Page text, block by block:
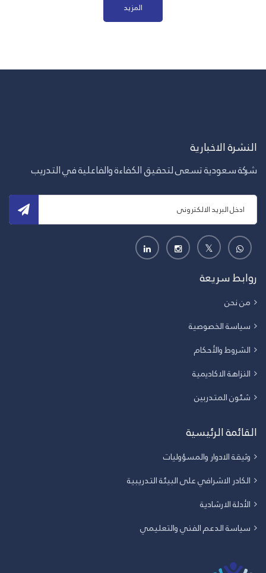
المزيد
النشرة الاخبارية
شركة سعودية تسعى لتحقيق الكفاءة والفاعلية في التدريب
روابط سريعة
من نحن
سياسة الخصوصية
الشروط والأحكام
النزاهة الاكاديمية
شئون المتدربين
القائمة الرئيسية
وثيقة الادوار والمسؤوليات
الكادر الاشرافي على البيئة التدريبية
الأدلة الارشادية
سياسة الدعم الفني والتعليمي